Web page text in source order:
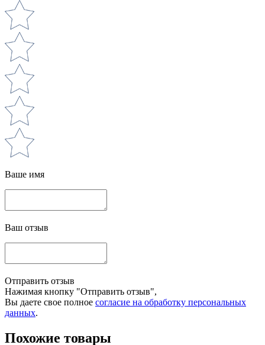
Ваше имя
Ваш отзыв
Отправить отзыв
Нажимая кнопку "Отправить отзыв",
Вы даете свое полное согласие на обработку персональных
данных.
Похожие товары